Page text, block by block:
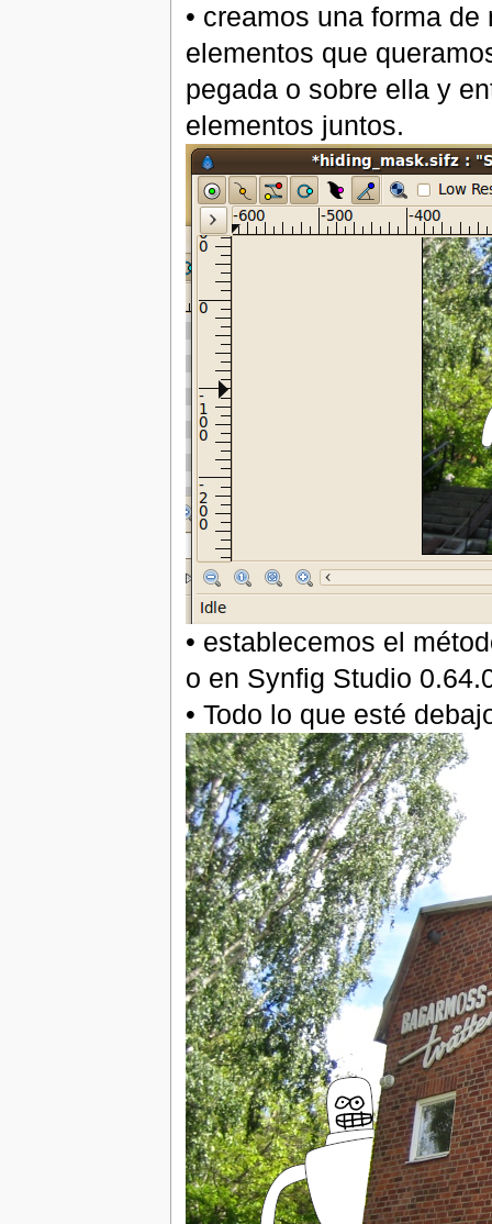
• creamos una forma
elementos que
pegada o sobre ella y
elementos juntos.
• establecemos el
o en Synfig Studio
• Todo lo que esté